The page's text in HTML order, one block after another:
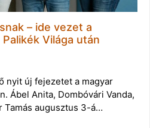
– ide vezet a
Világa után
nyit új fejezetet a magyar
Ábel Anita, Dombóvári Vanda,
Tamás augusztus 3-á…